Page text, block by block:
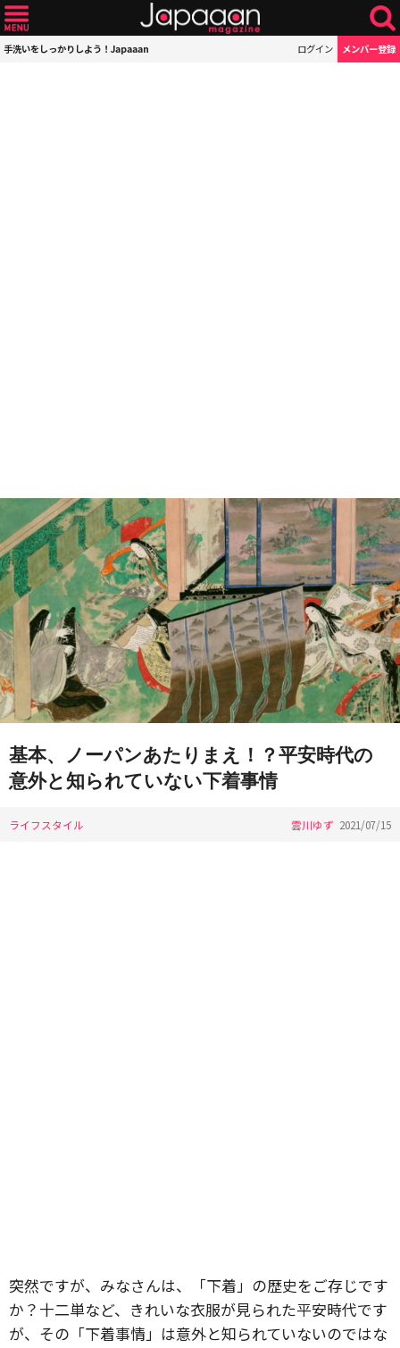
手洗いをしっかりしよう！Japaaan ログイン メンバー登録
基本、ノーパンあたりまえ！？平安時代の
意外と知られていない下着事情
ライフスタイル 雲川ゆず 2021/07/15
突然ですが、みなさんは、「下着」の歴史をご存じです
か？十二単など、きれいな衣服が見られた平安時代です
が、その「下着事情」は意外と知られていないのではな